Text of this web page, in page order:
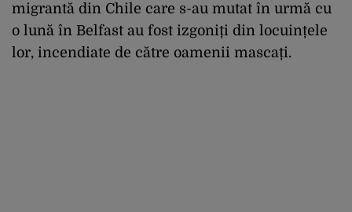
migrantă din Chile care s-au mutat în urmă cu
o lună în Belfast au fost izgoniți din locuințele
lor, incendiate de către oamenii mascați.